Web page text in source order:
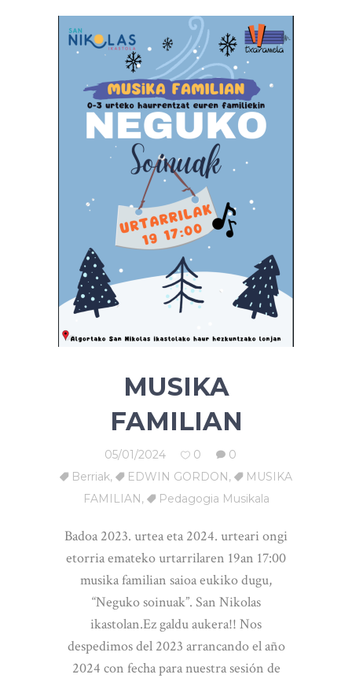
MUSIKA
FAMILIAN
05/01/2024 0
0
Berriak, EDWIN GORDON,
MUSIKA
FAMILIAN, Pedagogia Musikala
Badoa 2023. urtea eta 2024. urteari ongi
etorria emateko urtarrilaren 19an 17:00
musika familian saioa eukiko dugu,
“Neguko soinuak”. San Nikolas
ikastolan.Ez galdu aukera!! Nos
despedimos del 2023 arrancando el año
2024 con fecha para nuestra sesión de